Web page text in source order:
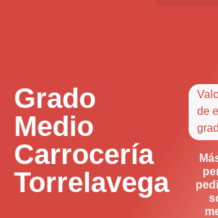
Grado
Medio
Carrocería
Torrelavega
de